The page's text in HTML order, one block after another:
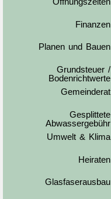
Öffnungszeiten
Finanzen
Planen und Bauen
Grundsteuer /
Bodenrichtwerte
Gemeinderat
Gesplittete
Abwassergebühr
Umwelt & Klima
Heiraten
Glasfaserausbau